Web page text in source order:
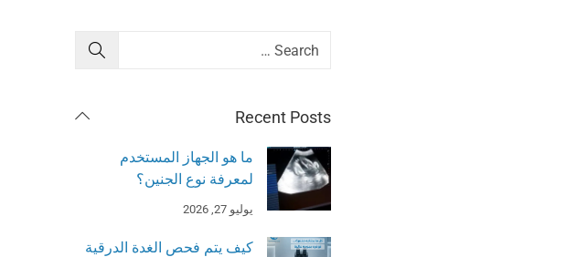
Recent Posts
ما هو الجهاز المستخدم
لمعرفة نوع الجنين؟
يوليو 27, 2026
كيف يتم فحص الغدة الدرقية